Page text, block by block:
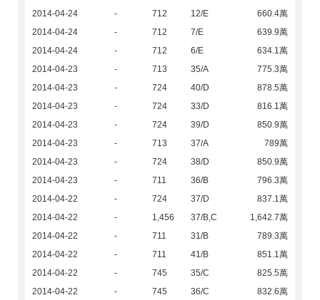
2014-04-24
- 712 12/E
660.4萬
2014-04-24
- 712 7/E
639.9萬
2014-04-24
- 712 6/E
634.1萬
2014-04-23
- 713 35/A
775.3萬
2014-04-23
- 724 40/D
878.5萬
2014-04-23
- 724 33/D
816.1萬
2014-04-23
- 724 39/D
850.9萬
2014-04-23
- 713 37/A
789萬
2014-04-23
- 724 38/D
850.9萬
2014-04-23
- 711 36/B
796.3萬
2014-04-22
- 724 37/D
837.1萬
2014-04-22
- 1,456 37/B,C
1,642.7萬
2014-04-22
- 711 31/B
789.3萬
2014-04-22
- 711 41/B
851.1萬
2014-04-22
- 745 35/C
825.5萬
2014-04-22
- 745 36/C
832.6萬